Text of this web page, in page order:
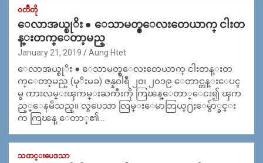
၀တၳဳတို
ေလာအယ္စုိး ● ေသာမတ္စ္ေလးတေယာက္ ငါးတ
န္းတက္ေတာ့မည္
January 21, 2019 Aung Htet
ေလာအယ္စုိး ● ေသာမတ္စ္ေလးတေယာက္ ငါးတန္းတ
က္ေတာ့မည္ (မုိးမခ) ဇန္နဝါရီ ၂၀၊ ၂၀၁၉ ေတာင္တန္းေပၚ
မွ ကားလမ္းၾကမ္းႀကီးကို ကြၽန္ေတာ္ေငး၍ ၾက
ည့္ေနမိသည္။ လွပေသာ လြမ္းေမာဘြယ္႐ႈေမွ်ာ္ခင္း
က ကြၽန္ ေတာ္၏…
သတင္းပေဒသာ